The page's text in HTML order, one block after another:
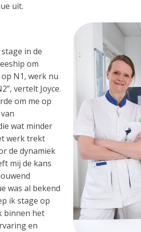
uit.
in de
om
N1, werk nu
vertelt Joyce.
om me op
wat minder
werk trekt
de dynamiek
mij de kans
was al bekend
ik stage op
binnen het
en